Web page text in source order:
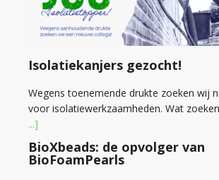
Isolatiekanjers gezocht!
Wegens toenemende drukte zoeken wij
voor isolatiewerkzaamheden. Wat
...]
BioXbeads: de opvolger van
BioFoamPearls